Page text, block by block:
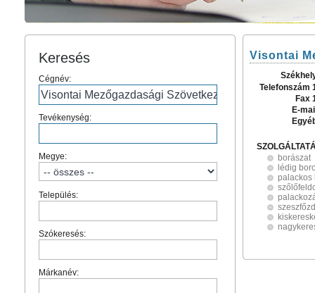
Keresés
Cégnév:
Tevékenység:
Megye:
Település:
Szókeresés:
Márkanév:
Visontai
Telefonszám
Fax
E-
borászat
lédig
palackos